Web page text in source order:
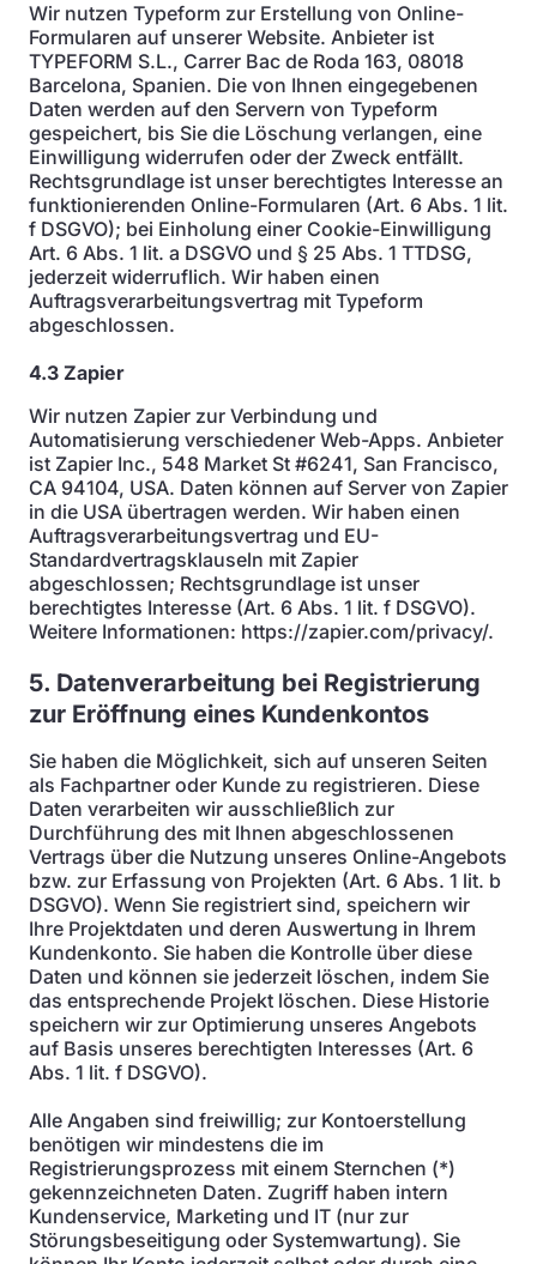
Wir nutzen Typeform zur Erstellung von Online-
Formularen auf unserer Website. Anbieter ist
TYPEFORM S.L., Carrer Bac de Roda 163, 08018
Barcelona, Spanien. Die von Ihnen eingegebenen
Daten werden auf den Servern von Typeform
gespeichert, bis Sie die Löschung verlangen, eine
Einwilligung widerrufen oder der Zweck entfällt.
Rechtsgrundlage ist unser berechtigtes Interesse an
funktionierenden Online-Formularen (Art. 6 Abs. 1 lit.
f DSGVO); bei Einholung einer Cookie-Einwilligung
Art. 6 Abs. 1 lit. a DSGVO und § 25 Abs. 1 TTDSG,
jederzeit widerruflich. Wir haben einen
Auftragsverarbeitungsvertrag mit Typeform
abgeschlossen.
4.3 Zapier
Wir nutzen Zapier zur Verbindung und
Automatisierung verschiedener Web-Apps. Anbieter
ist Zapier Inc., 548 Market St #6241, San Francisco,
CA 94104, USA. Daten können auf Server von Zapier
in die USA übertragen werden. Wir haben einen
Auftragsverarbeitungsvertrag und EU-
Standardvertragsklauseln mit Zapier
abgeschlossen; Rechtsgrundlage ist unser
berechtigtes Interesse (Art. 6 Abs. 1 lit. f DSGVO).
Weitere Informationen: https://zapier.com/privacy/.
5. Datenverarbeitung bei Registrierung
zur Eröffnung eines Kundenkontos
Sie haben die Möglichkeit, sich auf unseren Seiten
als Fachpartner oder Kunde zu registrieren. Diese
Daten verarbeiten wir ausschließlich zur
Durchführung des mit Ihnen abgeschlossenen
Vertrags über die Nutzung unseres Online-Angebots
bzw. zur Erfassung von Projekten (Art. 6 Abs. 1 lit. b
DSGVO). Wenn Sie registriert sind, speichern wir
Ihre Projektdaten und deren Auswertung in Ihrem
Kundenkonto. Sie haben die Kontrolle über diese
Daten und können sie jederzeit löschen, indem Sie
das entsprechende Projekt löschen. Diese Historie
speichern wir zur Optimierung unseres Angebots
auf Basis unseres berechtigten Interesses (Art. 6
Abs. 1 lit. f DSGVO).
Alle Angaben sind freiwillig; zur Kontoerstellung
benötigen wir mindestens die im
Registrierungsprozess mit einem Sternchen (*)
gekennzeichneten Daten. Zugriff haben intern
Kundenservice, Marketing und IT (nur zur
Störungsbeseitigung oder Systemwartung). Sie